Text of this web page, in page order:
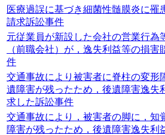
医療過誤に基づき細菌性髄膜炎に罹
請求訴訟事件
元従業員が新設した会社の営業行為
（前職会社）が，逸失利益等の損
件
交通事故により被害者に脊柱の変形
遺障害が残ったため，後遺障害逸失
求した訴訟事件
交通事故により，被害者の脚に，知
障害が残ったため，後遺障害逸失利